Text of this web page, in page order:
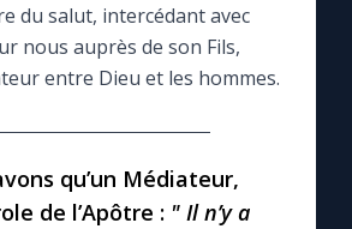
du salut, intercédant avec
nous auprès de son Fils,
entre Dieu et les hommes.
qu’un Médiateur,
de l’Apôtre : " Il n’y a